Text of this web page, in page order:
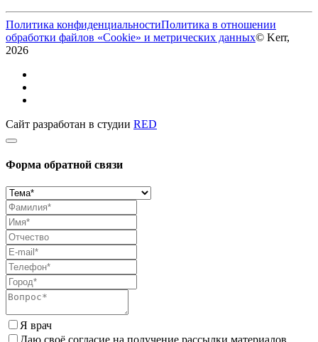
Политика конфиденциальностиПолитика в отношении
обработки файлов «Cookie» и метрических данных© Kerr,
2026
Сайт разработан в студии RED
Форма обратной связи
Я врач